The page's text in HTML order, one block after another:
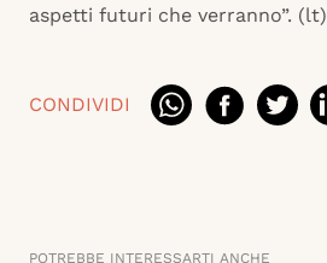
aspetti futuri che verranno”. (lt)
CONDIVIDI
POTREBBE INTERESSARTI ANCHE